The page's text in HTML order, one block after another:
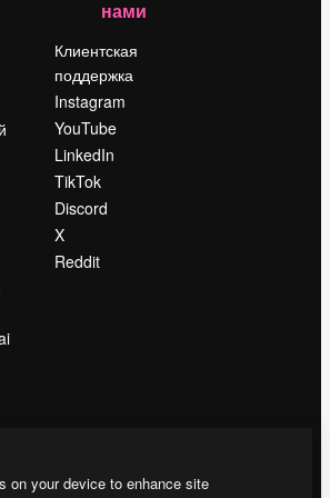
нами
Клиентская
поддержка
Instagram
YouTube
LinkedIn
TikTok
Discord
X
Reddit
on your device to enhance site